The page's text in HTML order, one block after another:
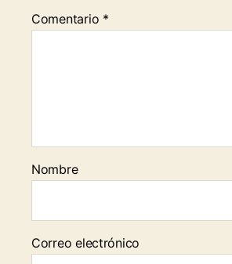
Comentario *
Nombre
Correo electrónico